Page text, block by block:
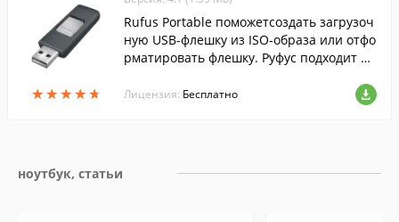
★★★★★
★★★★★
Rufus Portable поможетсоздать загрузоч
ную USB-флешку из ISO-образа или отфо
рматировать флешку. Руфус подходит дл
ает русский язык.
Лицензия: Бесплатно
ноутбук, статьи